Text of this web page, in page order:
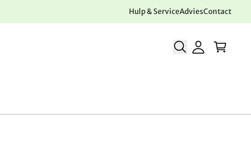
Hulp & ServiceAdviesContact